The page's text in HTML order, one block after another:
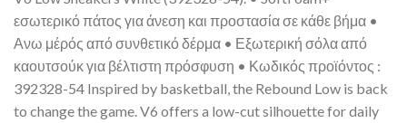
εσωτερικό πάτος για άνεση και προστασία σε κάθε βήμα •
Ανω μέρός από συνθετικό δέρμα • Εξωτερική σόλα από
καουτσούκ για βέλτιστη πρόσφυση • Κωδικός προϊόντος :
392328-54 Inspired by basketball, the Rebound Low is back
to change the game. V6 offers a low-cut silhouette for daily